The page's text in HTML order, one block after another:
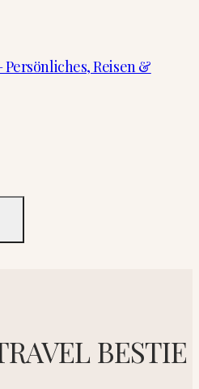
Persönliches, Reisen &
BESTIE